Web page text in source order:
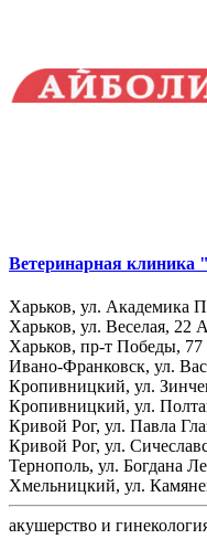
Ветеринарная клиника
Харьков, ул. Академика
Харьков, ул. Веселая, 22 А
Харьков, пр-т Победы, 77
Ивано-Франковск, ул.
Кропивницкий, ул.
Кропивницкий, ул.
Кривой Рог, ул. Павла
Кривой Рог, ул.
Тернополь, ул. Богдана
Хмельницкий, ул.
акушерство и